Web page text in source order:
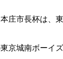
庄市長杯は、
京城南ボーイ